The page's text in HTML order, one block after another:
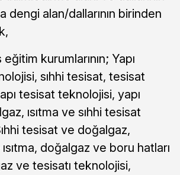
dengi alan/dallarının birinden
kurumlarının; Yapı
sıhhi tesisat, tesisat
tesisat teknolojisi, yapı
ısıtma ve sıhhi tesisat
tesisat ve doğalgaz,
doğalgaz ve boru hatları
ve tesisatı teknolojisi,